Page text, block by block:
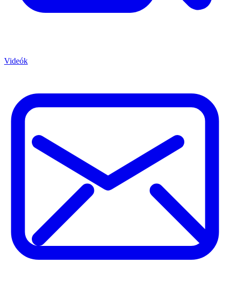
Videók